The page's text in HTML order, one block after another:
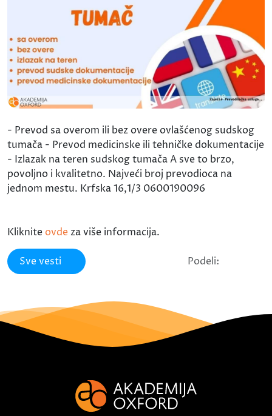
- Prevod sa overom ili bez overe ovlašćenog sudskog
tumača - Prevod medicinske ili tehničke dokumentacije
- Izlazak na teren sudskog tumača A sve to brzo,
povoljno i kvalitetno. Najveći broj prevodioca na
jednom mestu. Krfska 16,1/3 0600190096
Kliknite ovde za više informacija.
Sve vesti Podeli: